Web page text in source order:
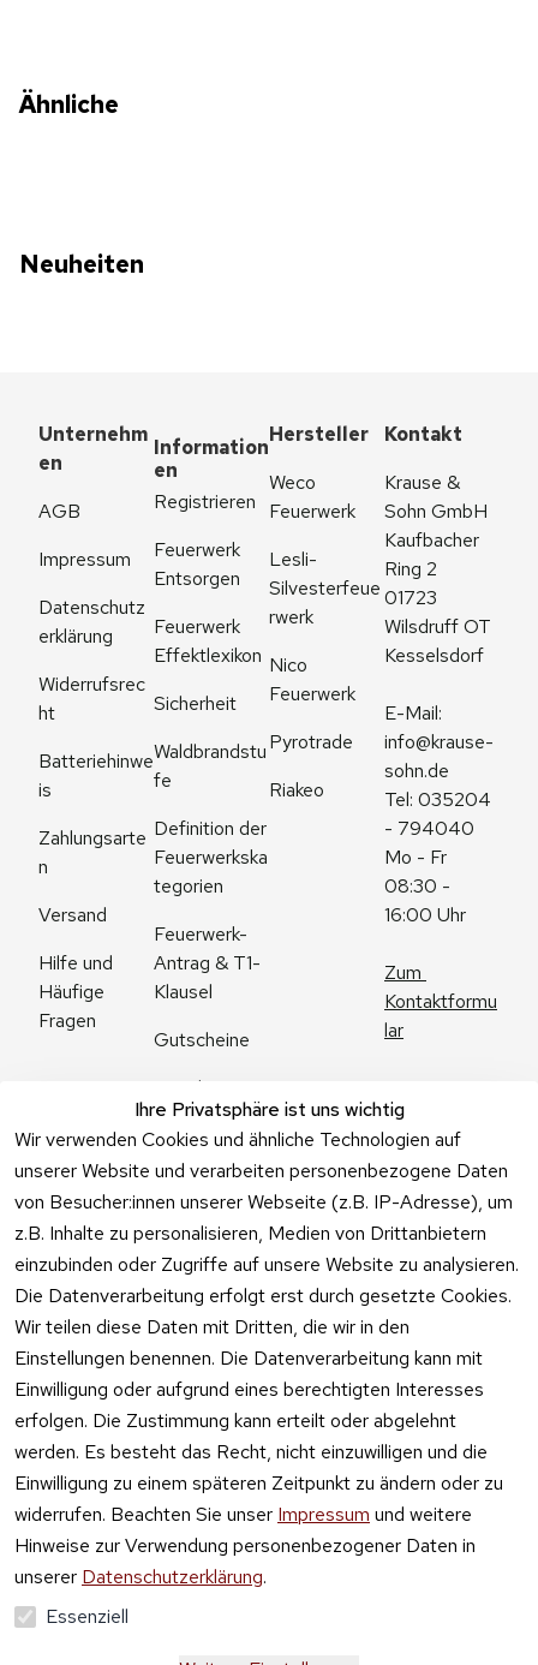
Ähnliche
Neuheiten
Ihre Privatsphäre ist uns wichtig
Wir verwenden Cookies und ähnliche Technologien auf
unserer Website und verarbeiten personenbezogene Daten
von Besucher:innen unserer Webseite (z.B. IP-Adresse), um
z.B. Inhalte zu personalisieren, Medien von Drittanbietern
einzubinden oder Zugriffe auf unsere Website zu analysieren.
Die Datenverarbeitung erfolgt erst durch gesetzte Cookies.
Wir teilen diese Daten mit Dritten, die wir in den
Einstellungen benennen. Die Datenverarbeitung kann mit
Einwilligung oder aufgrund eines berechtigten Interesses
erfolgen. Die Zustimmung kann erteilt oder abgelehnt
werden. Es besteht das Recht, nicht einzuwilligen und die
Einwilligung zu einem späteren Zeitpunkt zu ändern oder zu
widerrufen. Beachten Sie unser Impressum und weitere
Hinweise zur Verwendung personenbezogener Daten in
unserer Datenschutzerklärung.
Essenziell
Unternehm
en
AGB
Impressum
Datenschutz
erklärung
Widerrufsrec
ht
Batteriehinwe
is
Zahlungsarte
n
Versand
Hilfe und
Häufige
Fragen
Information
en
Registrieren
Feuerwerk
Entsorgen
Feuerwerk
Effektlexikon
Sicherheit
Waldbrandstu
fe
Definition der
Feuerwerkska
tegorien
Feuerwerk-
Antrag & T1-
Klausel
Gutscheine
Angebote
Feuerwerk
Online kaufen
Hersteller
Weco
Feuerwerk
Lesli-
Silvesterfeue
rwerk
Nico
Feuerwerk
Pyrotrade
Riakeo
Kontakt
Krause &
Sohn GmbH
Kaufbacher
Ring 2
01723
Wilsdruff OT
Kesselsdorf
info@krause-
sohn.de
Tel: 035204
- 794040
Mo - Fr
08:30 -
16:00 Uhr
Zum
Kontaktformu
lar
Vertrag
widerrufen